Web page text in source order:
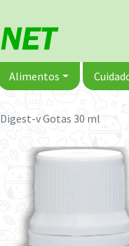
Alimentos
Digest-v Gotas 30 ml